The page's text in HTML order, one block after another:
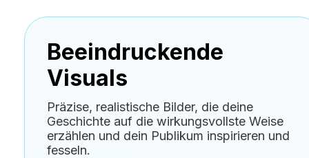
Beeindruckende
Visuals
Präzise, realistische Bilder, die deine
Geschichte auf die wirkungsvollste Weise
erzählen und dein Publikum inspirieren und
fesseln.